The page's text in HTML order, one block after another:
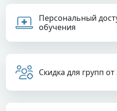
Персональный
обучения
Скидка для групп